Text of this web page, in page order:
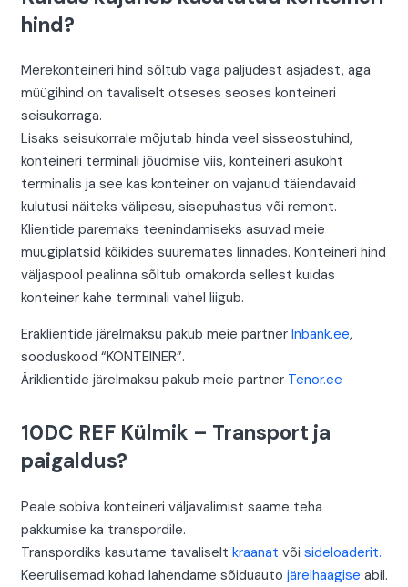
hind?
Merekonteineri hind sõltub väga paljudest asjadest, aga
müügihind on tavaliselt otseses seoses konteineri
seisukorraga.
Lisaks seisukorrale mõjutab hinda veel sisseostuhind,
konteineri terminali jõudmise viis, konteineri asukoht
terminalis ja see kas konteiner on vajanud täiendavaid
kulutusi näiteks välipesu, sisepuhastus või remont.
Klientide paremaks teenindamiseks asuvad meie
müügiplatsid kõikides suuremates linnades. Konteineri hind
väljaspool pealinna sõltub omakorda sellest kuidas
konteiner kahe terminali vahel liigub.
Eraklientide järelmaksu pakub meie partner Inbank.ee,
sooduskood “KONTEINER”.
Äriklientide järelmaksu pakub meie partner Tenor.ee
10DC REF Külmik – Transport ja
paigaldus?
Peale sobiva konteineri väljavalimist saame teha
pakkumise ka transpordile.
Transpordiks kasutame tavaliselt kraanat või sideloaderit.
Keerulisemad kohad lahendame sõiduauto järelhaagise abil.